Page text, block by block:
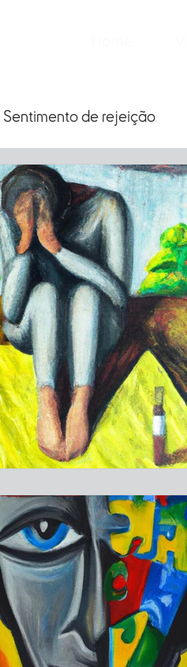
Sentimento de rejeição